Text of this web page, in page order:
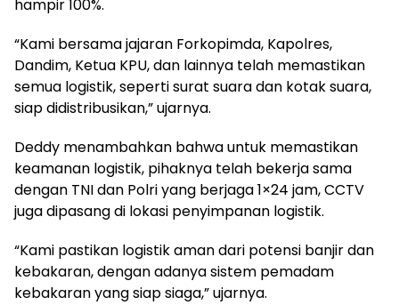
hampir 100%.
“Kami bersama jajaran Forkopimda, Kapolres,
Dandim, Ketua KPU, dan lainnya telah memastikan
semua logistik, seperti surat suara dan kotak suara,
siap didistribusikan,” ujarnya.
Deddy menambahkan bahwa untuk memastikan
keamanan logistik, pihaknya telah bekerja sama
dengan TNI dan Polri yang berjaga 1×24 jam, CCTV
juga dipasang di lokasi penyimpanan logistik.
“Kami pastikan logistik aman dari potensi banjir dan
kebakaran, dengan adanya sistem pemadam
kebakaran yang siap siaga,” ujarnya.